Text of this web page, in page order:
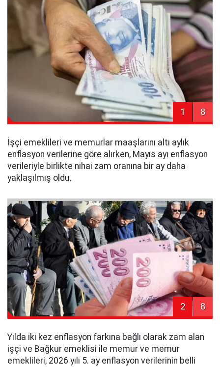
1 8
İşçi emeklileri ve memurlar maaşlarını altı aylık
enflasyon verilerine göre alırken, Mayıs ayı enflasyon
verileriyle birlikte nihai zam oranına bir ay daha
yaklaşılmış oldu.
2 8
Yılda iki kez enflasyon farkına bağlı olarak zam alan
işçi ve Bağkur emeklisi ile memur ve memur
emeklileri, 2026 yılı 5. ay enflasyon verilerinin belli